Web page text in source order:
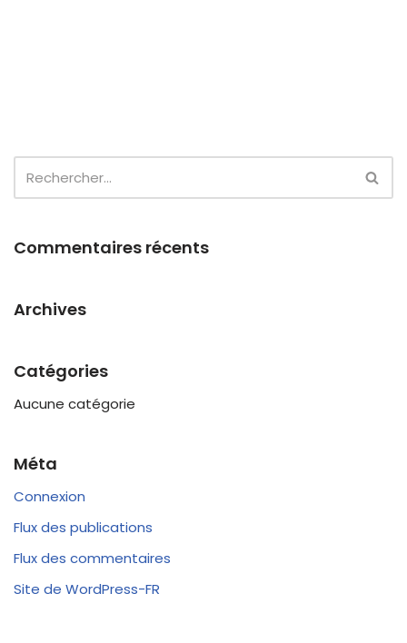
Commentaires récents
Archives
Catégories
Aucune catégorie
Méta
Connexion
Flux des publications
Flux des commentaires
Site de WordPress-FR